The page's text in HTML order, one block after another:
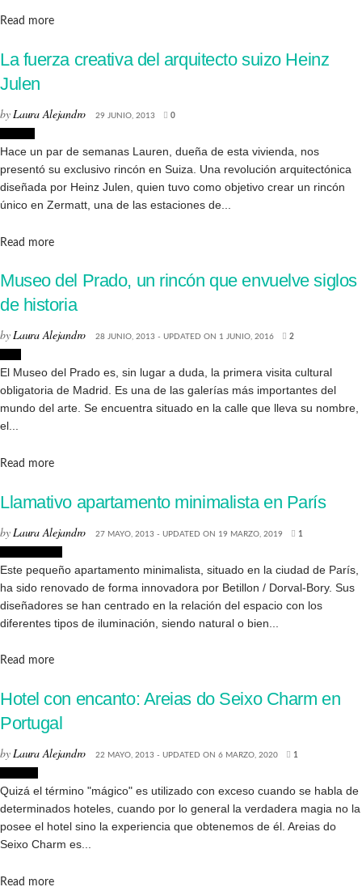
Read moreDetails
La fuerza creativa del arquitecto suizo Heinz
Julen
byLaura Alejandro 29 JUNIO, 2013 0
Hace un par de semanas Lauren, dueña de esta vivienda, nos
presentó su exclusivo rincón en Suiza. Una revolución arquitectónica
diseñada por Heinz Julen, quien tuvo como objetivo crear un rincón
único en Zermatt, una de las estaciones de...
Read moreDetails
Museo del Prado, un rincón que envuelve siglos
de historia
byLaura Alejandro 28 JUNIO, 2013 - UPDATED ON 1 JUNIO, 2016 2
El Museo del Prado es, sin lugar a duda, la primera visita cultural
obligatoria de Madrid. Es una de las galerías más importantes del
mundo del arte. Se encuentra situado en la calle que lleva su nombre,
el...
Read moreDetails
Llamativo apartamento minimalista en París
by Laura Alejandro 27 MAYO, 2013 - UPDATED ON 19 MARZO, 2019 1
Este pequeño apartamento minimalista, situado en la ciudad de París,
ha sido renovado de forma innovadora por Betillon / Dorval-Bory. Sus
diseñadores se han centrado en la relación del espacio con los
diferentes tipos de iluminación, siendo natural o bien...
Read moreDetails
Hotel con encanto: Areias do Seixo Charm en
Portugal
byLaura Alejandro 22 MAYO, 2013 - UPDATED ON 6 MARZO, 2020 1
Quizá el término "mágico" es utilizado con exceso cuando se habla de
determinados hoteles, cuando por lo general la verdadera magia no la
posee el hotel sino la experiencia que obtenemos de él. Areias do
Seixo Charm es...
Read moreDetails